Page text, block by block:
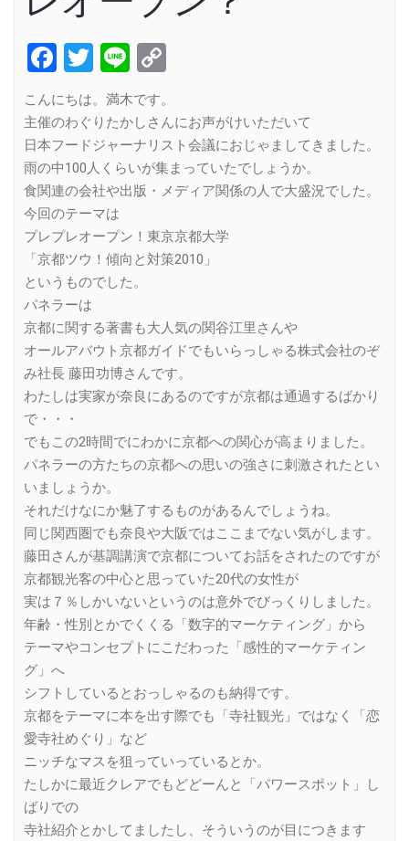
Facebook
Twitter
Line
こんにちは。満木です。
主催のわぐりたかしさんにお声がけいただいて
日本フードジャーナリスト会議におじゃましてきました。
雨の中100人くらいが集まっていたでしょうか。
食関連の会社や出版・メディア関係の人で大盛況でした。
今回のテーマは
プレプレオープン！東京京都大学
「京都ツウ！傾向と対策2010」
というものでした。
パネラーは
京都に関する著書も大人気の関谷江里さんや
オールアバウト京都ガイドでもいらっしゃる株式会社のぞ
み社長 藤田功博さんです。
わたしは実家が奈良にあるのですが京都は通過するばかり
で・・・
でもこの2時間でにわかに京都への関心が高まりました。
パネラーの方たちの京都への思いの強さに刺激されたとい
いましょうか。
それだけなにか魅了するものがあるんでしょうね。
同じ関西圏でも奈良や大阪ではここまでない気がします。
藤田さんが基調講演で京都についてお話をされたのですが
京都観光客の中心と思っていた20代の女性が
実は７％しかいないというのは意外でびっくりしました。
年齢・性別とかでくくる「数字的マーケティング」から
テーマやコンセプトにこだわった「感性的マーケティン
グ」へ
シフトしているとおっしゃるのも納得です。
京都をテーマに本を出す際でも「寺社観光」ではなく「恋
愛寺社めぐり」など
ニッチなマスを狙っていっているとか。
たしかに最近クレアでもどどーんと「パワースポット」し
ばりでの
寺社紹介とかしてましたし、そういうのが目につきます